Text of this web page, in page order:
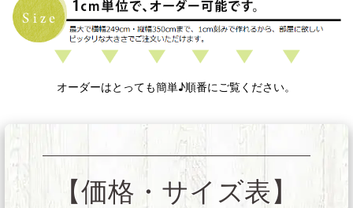
オーダーはとっても簡単♪順番にご覧ください。
【価格・サイズ表】